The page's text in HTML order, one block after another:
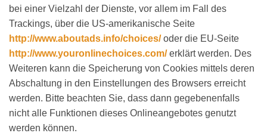
bei einer Vielzahl der Dienste, vor allem im Fall des
Trackings, über die US-amerikanische Seite
http://www.aboutads.info/choices/oder die EU-Seite
http://www.youronlinechoices.com/erklärt werden. Des
Weiteren kann die Speicherung von Cookies mittels deren
Abschaltung in den Einstellungen des Browsers erreicht
werden. Bitte beachten Sie, dass dann gegebenenfalls
nicht alle Funktionen dieses Onlineangebotes genutzt
werden können.